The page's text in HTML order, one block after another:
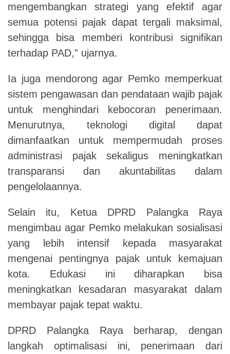
mengembangkan strategi yang efektif agar
semua potensi pajak dapat tergali maksimal,
sehingga bisa memberi kontribusi signifikan
terhadap PAD,” ujarnya.
Ia juga mendorong agar Pemko memperkuat
sistem pengawasan dan pendataan wajib pajak
untuk menghindari kebocoran penerimaan.
Menurutnya, teknologi digital dapat
dimanfaatkan untuk mempermudah proses
administrasi pajak sekaligus meningkatkan
transparansi dan akuntabilitas dalam
pengelolaannya.
Selain itu, Ketua DPRD Palangka Raya
mengimbau agar Pemko melakukan sosialisasi
yang lebih intensif kepada masyarakat
mengenai pentingnya pajak untuk kemajuan
kota. Edukasi ini diharapkan bisa
meningkatkan kesadaran masyarakat dalam
membayar pajak tepat waktu.
DPRD Palangka Raya berharap, dengan
langkah optimalisasi ini, penerimaan dari